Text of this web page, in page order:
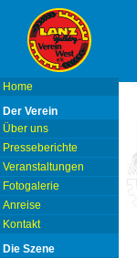
Home
Der Verein
Über uns
Presseberichte
Veranstaltungen
Fotogalerie
Anreise
Kontakt
Die Szene